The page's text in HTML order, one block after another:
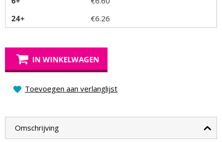
24+
€6.26
IN WINKELWAGEN
Toevoegen aan verlanglijst
Omschrijving